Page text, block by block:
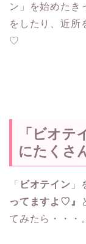
ン 」を始めた
をしたり、近所
♡
「ビオテ
にたくさ
「 ビオテイン
ってますよ♡』
てみたら・・・。